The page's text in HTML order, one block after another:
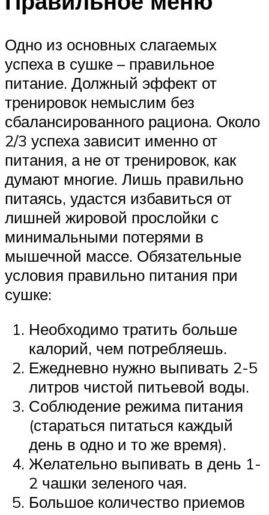
Одно из основных слагаемых
успеха в сушке – правильное
питание. Должный эффект от
тренировок немыслим без
сбалансированного рациона. Около
2/3 успеха зависит именно от
питания, а не от тренировок, как
думают многие. Лишь правильно
питаясь, удастся избавиться от
лишней жировой прослойки с
минимальными потерями в
мышечной массе. Обязательные
условия правильно питания при
сушке:
Необходимо тратить больше
калорий, чем потребляешь.
Ежедневно нужно выпивать 2-5
литров чистой питьевой воды.
Соблюдение режима питания
(стараться питаться каждый
день в одно и то же время).
Желательно выпивать в день 1-
2 чашки зеленого чая.
Большое количество приемов